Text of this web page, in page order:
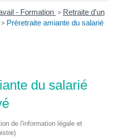
- Formation > Retraite d'un
> Préretraite amiante du salarié
du salarié
de l'information légale et